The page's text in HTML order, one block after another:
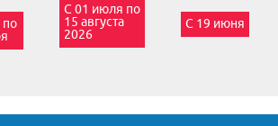
по
С 01 июля по
15 августа
2026
С 19 июня